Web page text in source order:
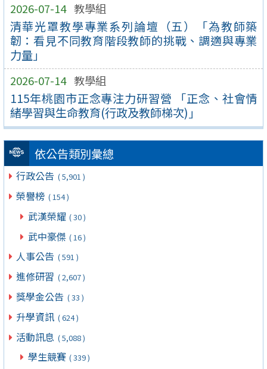
2026-07-14 教學組
清華光罩教學專業系列論壇（五）「為教師築
韌：看見不同教育階段教師的挑戰、調適與專業
力量」
2026-07-14 教學組
115年桃園市正念專注力研習營 「正念、社會情
緒學習與生命教育(行政及教師梯次)」
依公告類別彙總
行政公告 ( 5,901 )
榮譽榜 ( 154 )
武漢榮耀 ( 30 )
武中豪傑 ( 16 )
人事公告 ( 591 )
進修研習 ( 2,607 )
獎學金公告 ( 33 )
升學資訊 ( 624 )
活動訊息 ( 5,088 )
學生競賽 ( 339 )